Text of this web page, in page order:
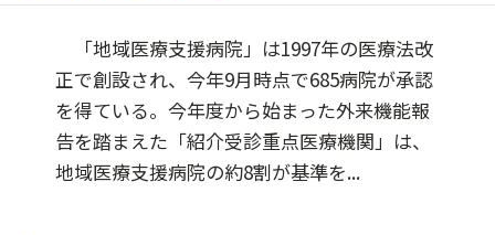
「地域医療支援病院」は1997年の医療法改
正で創設され、今年9月時点で685病院が承認
を得ている。今年度から始まった外来機能報
告を踏まえた「紹介受診重点医療機関」は、
地域医療支援病院の約8割が基準を...